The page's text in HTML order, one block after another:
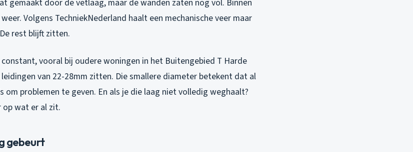
gemaakt door de vetlaag, maar de wanden zaten nog vol. Binnen
Volgens TechniekNederland haalt een mechanische veer maar
rest blijft zitten.
vooral bij oudere woningen in het Buitengebied T Harde
van 22-28mm zitten. Die smallere diameter betekent dat al
om problemen te geven. En als je die laag niet volledig weghaalt?
op wat er al zit.
gebeurt